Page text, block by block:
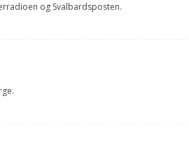
og Svalbardsposten.